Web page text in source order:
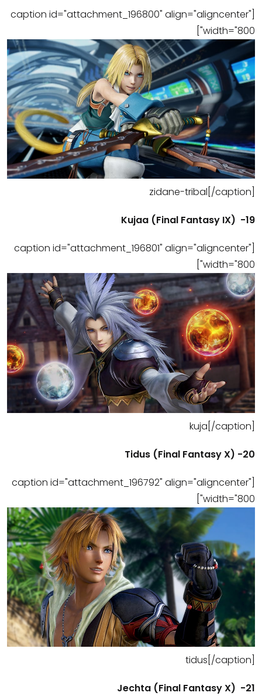
[caption id="attachment_196800" align="aligncenter"
width="800"]
zidane-tribal[/caption]
19- (Final Fantasy IX) Kujaa
[caption id="attachment_196801" align="aligncenter"
width="800"]
kuja[/caption]
20- (Tidus (Final Fantasy X
[caption id="attachment_196792" align="aligncenter"
width="800"]
tidus[/caption]
21- (Final Fantasy X) Jechta